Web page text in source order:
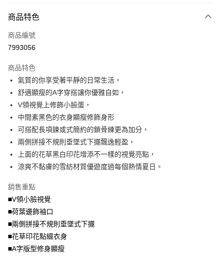
大哥付你分期
【大哥付你分期使用說明】
1.本服務由台灣大哥大提供，台灣大哥大用戶可立即使用無須另外申請。
流程，驗證手機門號後，選擇欲分期的期數、繳款截止日，確認付款後即完
成交易。
3.實際核准額度、可分期數及費用金額請依後續交易確認頁面所載為準。
4.訂單成立30分鐘內，如未前往確認交易或遇審核未通過，訂單將自動取
法說明評估內容。
【繳款方式說明】
1.分期款項不併入電信帳單，「大哥付你分期」於每月結算日後寄送繳費提
醒簡訊。
2.透過簡訊連結打開帳單後，可選擇「超商條碼／台灣大直營門市／銀行轉
帳／街口支付／iPASS MONEY」等通路繳費。
【注意事項】
用戶於交易時，得透過本服務購買商品或服務，並由商店將買賣／分期付款
買賣價金債權讓與本公司後，依約使用本公司帳單繳交帳款。
資料（包含姓名、電話或地址）提供予台灣大哥大進項蒐集、處理及利用，
由本公司與您本人進行分期帳單所需資料之確認、核對及更正。
3.完整用戶服務條款，請詳閱以下連結：
AFTEE先享後付
【關於「AFTEE先享後付」】
AFTEE先享後付是「在收到商品之後才付款」的支付方式。 讓您購物簡單
便利好安心！
１．簡單：不需註冊會員、不需綁卡、不需儲值。
２．便利：只要手機號碼，簡訊認證，即可結帳。
３．安心：先確認商品／服務後，再付款。
【「AFTEE先享後付」結帳流程】
１．於結帳方式選擇「AFTEE先享後付」後，將跳轉至「AFTEE先享後付」
２．訂單成立數日內，您將收到繳費通知簡訊。
３．收到繳費通知簡訊後14天內，點擊此簡訊中的連結，可透過四大超商／
※ 請注意：結帳手續完成當下不需立刻繳費，但若您需要取消訂單，請聯絡
購買商品的店家。未經商家同意取消之訂單仍視為有效，需透過AFTEE先享
後付繳納相關費用。
※ 交易是否成功請以「AFTEE先享後付 」之結帳頁面顯示為準，若有關於
是否繳費成功／繳費後需取消欲退款等相關疑問，請聯繫「AFTEE先享後付
客戶支援中心」https://netprotections.freshdesk.com/support/home
【注意事項】
ATM付款
全家取貨付款
每筆NT$70，滿NT$699(含以上)免運費
付款後全家取貨
每筆NT$70，滿NT$699(含以上)免運費
每筆NT$70，滿NT$799(含以上)免運費
付款後7-11取貨
每筆NT$70，滿NT$699(含以上)免運費
宅配
商品特色
商品編號
7993056
商品特色
氣質的你享受著平靜的日常生活，
舒適顯瘦的A字穿搭讓你優雅自如，
V領視覺上修飾小臉蛋，
中間素黑色的衣身顯瘦修飾身形
可搭配長項鍊或式簡約的鎖骨練更為加分，
兩側拼接不規則垂墜式下擺飄逸輕盈，
上面的花草黑白印花增添不一樣的視覺亮點，
涼爽不黏膚的雪紡材質優遊度過每個熱情夏日。
銷售重點
■V領小臉視覺
■荷葉邊飾袖口
■兩側拼接不規則垂墜式下擺
■花草印花點綴衣身
■A字版型修身顯瘦